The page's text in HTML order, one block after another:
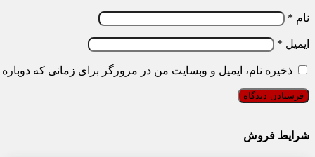
نام *
ایمیل *
ذخیره نام، ایمیل و وبسایت من در مرورگر برای زمانی که
شرایط فروش